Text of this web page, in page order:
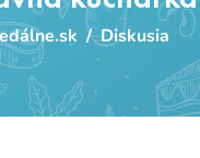
/ Diskusia